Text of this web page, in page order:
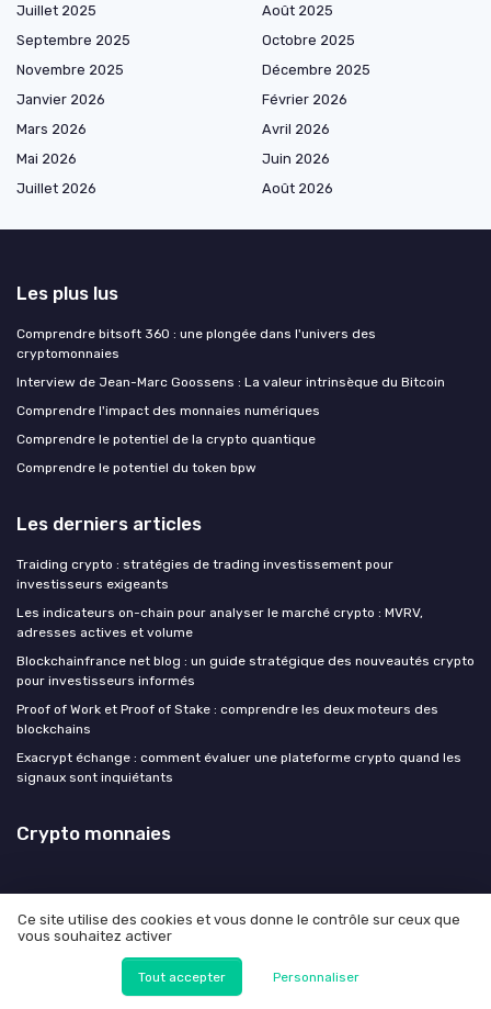
Juillet 2025
Août 2025
Septembre 2025
Octobre 2025
Novembre 2025
Décembre 2025
Janvier 2026
Février 2026
Mars 2026
Avril 2026
Mai 2026
Juin 2026
Juillet 2026
Août 2026
Les plus lus
Comprendre bitsoft 360 : une plongée dans l'univers des
cryptomonnaies
Interview de Jean-Marc Goossens : La valeur intrinsèque du Bitcoin
Comprendre l'impact des monnaies numériques
Comprendre le potentiel de la crypto quantique
Comprendre le potentiel du token bpw
Les derniers articles
Traiding crypto : stratégies de trading investissement pour
investisseurs exigeants
Les indicateurs on-chain pour analyser le marché crypto : MVRV,
adresses actives et volume
Blockchainfrance net blog : un guide stratégique des nouveautés crypto
pour investisseurs informés
Proof of Work et Proof of Stake : comprendre les deux moteurs des
blockchains
Exacrypt échange : comment évaluer une plateforme crypto quand les
signaux sont inquiétants
Crypto monnaies
Mentions légales
© Crypto monnaies 2026
Ce site utilise des cookies et vous donne le contrôle sur ceux que
vous souhaitez activer
Tout accepter Personnaliser